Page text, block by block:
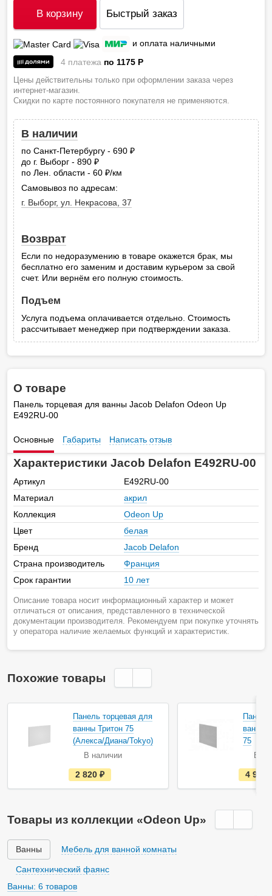
В корзину Быстрый заказ
и оплата наличными
4 платежа по 1175 P
Цены действительны только при оформлении заказа через
интернет-магазин.
Скидки по карте постоянного покупателя не применяются.
В наличии
по Санкт-Петербургу - 690
до г. Выборг - 890
по Лен. области - 60
руб.
/км
Самовывоз по адресам:
г. Выборг, ул. Некрасова, 37
Возврат
Если по недоразумению в товаре окажется брак, мы
бесплатно его заменим и доставим курьером за свой
счет. Или вернём его полную стоимость.
Подъем
Услуга подъема оплачивается отдельно. Стоимость
рассчитывает менеджер при подтверждении заказа.
О товаре
Панель торцевая для ванны Jacob Delafon Odeon Up
E492RU-00
Основные Габариты Написать отзыв
Характеристики Jacob Delafon E492RU-00
Артикул
E492RU-00
Материал
акрил
Коллекция
Odeon Up
Цвет
белая
Бренд
Jacob Delafon
Страна производитель
Франция
Срок гарантии
10 лет
Описание товара носит информационный характер и может
отличаться от описания, представленного в технической
документации производителя. Рекомендуем при покупке уточнять
у оператора наличие желаемых функций и характеристик.
Похожие товары
Панель торцевая для
ванны Тритон 75
(Алекса/Диана/Tokyo)
В наличии
е
с
т
а
ч
и
и
2 820
ванны
75
В
4 983
Товары из коллекции «Odeon Up»
Ванны Мебель для ванной комнаты
Сантехнический фаянс
Ванны: 6 товаров